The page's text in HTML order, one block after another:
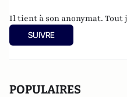
Il tient à son anonymat. Tout
informaticien à l'humour
travaille pour"une grosse
SUIVRE
POPULAIRES